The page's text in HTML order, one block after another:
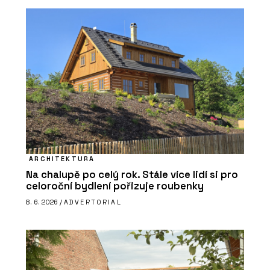
ARCHITEKTURA
Na chalupě po celý rok. Stále více lidí si pro
celoroční bydlení pořizuje roubenky
8. 6. 2026 / ADVERTORIAL